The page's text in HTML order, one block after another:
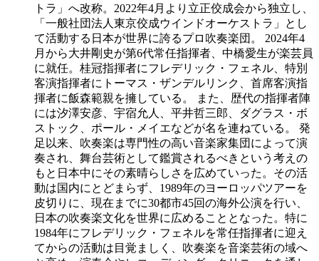
トラ」へ改称。2022年4月より立正佼成会から独立し、
「一般社団法人東京佼成ウインドオーケストラ」とし
て活動する日本が世界に誇るプロ吹奏楽団。 2024年4
月から大井剛史が第6代常任指揮者、中橋愛生が楽芸員
に就任。桂冠指揮者にフレデリック・フェネル、特別
客演指揮者にトーマス・ザンデルリンク、首席客演指
揮者に飯森範親を擁している。 また、歴代の指揮者陣
には汐澤安彦、宇宿允人、平井哲三郎、ダグラス・ボ
ストック、ポール・メイエなどが名を連ねている。 発
足以来、吹奏楽は専門性の高い音楽家集団によって演
奏され、舞台芸術として鑑賞されるべきという考えの
もと日本中にその素晴らしさを広めていった。その活
動は国内にとどまらず、1989年のヨーロッパツアーを
皮切りに、現在までに30都市45回の海外公演を行い、
日本の吹奏楽文化を世界に広めることとなった。特に
1984年にフレデリック・フェネルを常任指揮者に迎え
てからの活動は目覚ましく、吹奏楽を音楽芸術の域へ